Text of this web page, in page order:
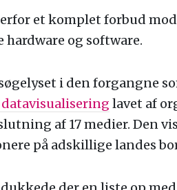
et komplet forbud
hardware og software.
i den forgangne
lavet af
af 17 medier. Den
på adskillige landes